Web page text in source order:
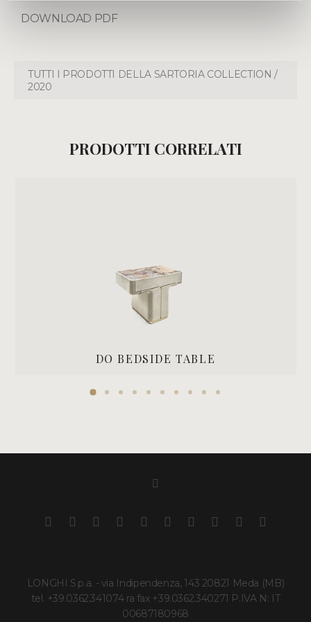
DOWNLOAD PDF
TUTTI I PRODOTTI DELLA SARTORIA COLLECTION /
2020
PRODOTTI CORRELATI
DO BEDSIDE TABLE
LONGHI S.p.a. - via Indipendenza, 143 20821 Meda (MB)
tel. +39.0362.341074 ra fax +39.0362.340271 P.IVA N: IT
00687180968